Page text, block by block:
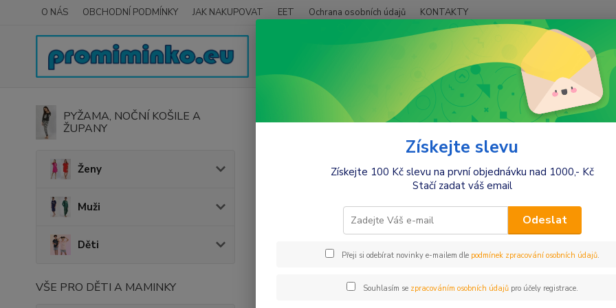
O NÁS OBCHODNÍ PODMÍNKY JAK NAKUPOVAT EET Ochrana osobních údajů KONTAKTY
PYŽAMA, NOČNÍ KOŠILE A
ŽUPANY
Ženy
Muži
Děti
VŠE PRO DĚTI A MAMINKY
Móda pro maminky Sukně,šaty Šaty Be MaaMaa Těhotenské
Be MaaMaa Těhotenské letní šaty s
i na
práci
Získejte slevu
Získejte 100 Kč slevu na první objednávku nad 1000,- Kč
Stačí zadat váš email
Odeslat
Přeji si odebírat novinky e-mailem dle podmínek zpracování osobních údajů.
Souhlasím se zpracováním osobních údajůpro účely registrace.